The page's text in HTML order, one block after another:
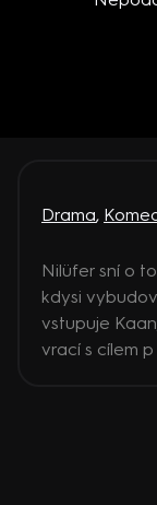
Drama,
Nilüfer sní o
kdysi
vstupuje
vrací s cílem p